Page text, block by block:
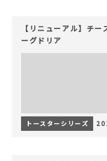
【リニューアル】チ
ーグドリア
トースターシリーズ